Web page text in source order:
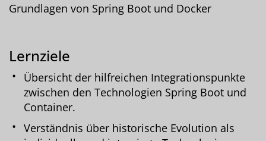
Grundlagen von Spring Boot und Docker
Lernziele
Übersicht der hilfreichen Integrationspunkte
zwischen den Technologien Spring Boot und
Container.
Verständnis über historische Evolution als